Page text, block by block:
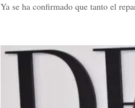
Ya se ha confirmado que tanto el